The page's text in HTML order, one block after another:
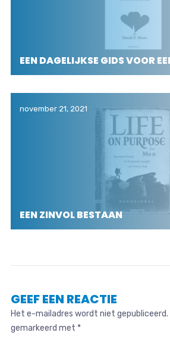
EEN DAGELIJKSE GIDS VOOR
november 21, 2021
EEN ZINVOL BESTAAN
GEEF EEN REACTIE
Het e-mailadres wordt niet gepubliceerd.
gemarkeerd met *